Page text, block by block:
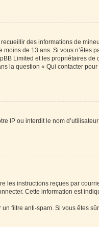
des informations de
de 13 ans. Si vous n’êtes
Limited et les propriétaires
la question « Qui contacter
IP ou interdit le nom
les instructions reçues par
Cette information est
filtre anti-spam. Si vous êtes